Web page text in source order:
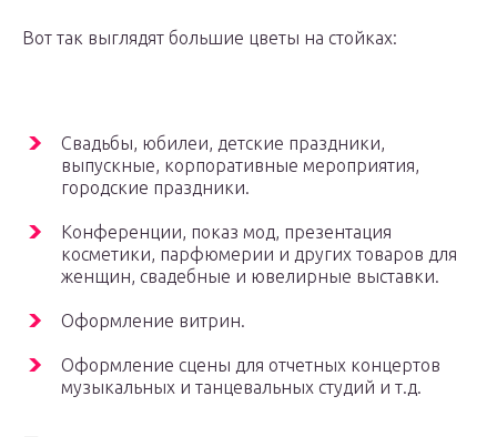
Вот так выглядят большие цветы на стойках:
Свадьбы, юбилеи, детские праздники,
выпускные, корпоративные мероприятия,
городские праздники.
Конференции, показ мод, презентация
косметики, парфюмерии и других товаров для
женщин, свадебные и ювелирные выставки.
Оформление витрин.
Оформление сцены для отчетных концертов
музыкальных и танцевальных студий и т.д.